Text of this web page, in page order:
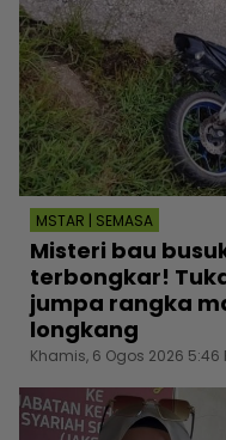
MSTAR | SEMASA
Misteri bau
terbongkar!
jumpa rangka
longkang
Khamis, 6 Ogos 2026 5:46